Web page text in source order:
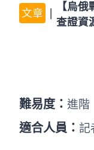
文章
【烏
查證資
難易度： 進階
適合人員： 記